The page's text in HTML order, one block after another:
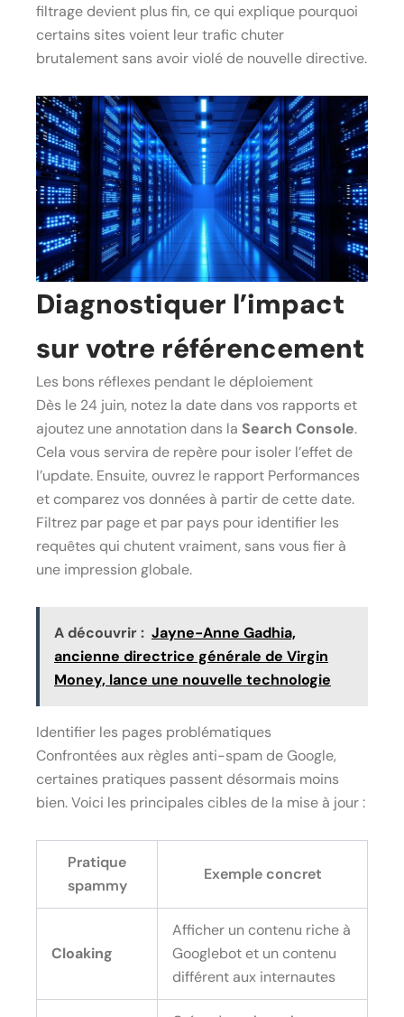
filtrage devient plus fin, ce qui explique pourquoi
certains sites voient leur trafic chuter
brutalement sans avoir violé de nouvelle directive.
Diagnostiquer l’impact
sur votre référencement
Les bons réflexes pendant le déploiement
Dès le 24 juin, notez la date dans vos rapports et
ajoutez une annotation dans la Search Console.
Cela vous servira de repère pour isoler l’effet de
l’update. Ensuite, ouvrez le rapport Performances
et comparez vos données à partir de cette date.
Filtrez par page et par pays pour identifier les
requêtes qui chutent vraiment, sans vous fier à
une impression globale.
A découvrir : Jayne-Anne Gadhia,
ancienne directrice générale de Virgin
Money, lance une nouvelle technologie
Identifier les pages problématiques
Confrontées aux règles anti-spam de Google,
certaines pratiques passent désormais moins
bien. Voici les principales cibles de la mise à jour :
Pratique
spammy
Exemple concret
Cloaking
Afficher un contenu riche à
Googlebot et un contenu
différent aux internautes